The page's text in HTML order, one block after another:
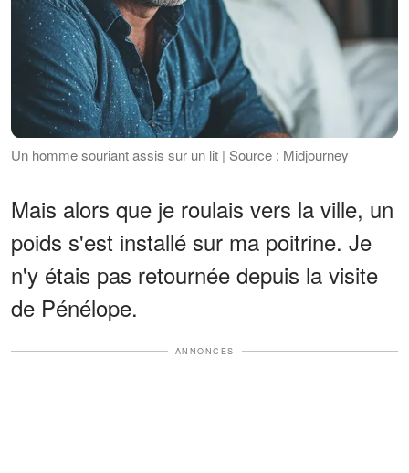
Un homme souriant assis sur un lit | Source : Midjourney
Mais alors que je roulais vers la ville, un
poids s'est installé sur ma poitrine. Je
n'y étais pas retournée depuis la visite
de Pénélope.
ANNONCES